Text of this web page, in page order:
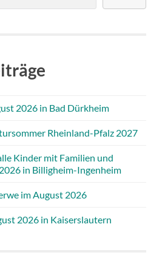
2026 in Bad Dürkheim
Rheinland-Pfalz 2027
Kinder mit Familien und
in Billigheim-Ingenheim
im August 2026
2026 in Kaiserslautern